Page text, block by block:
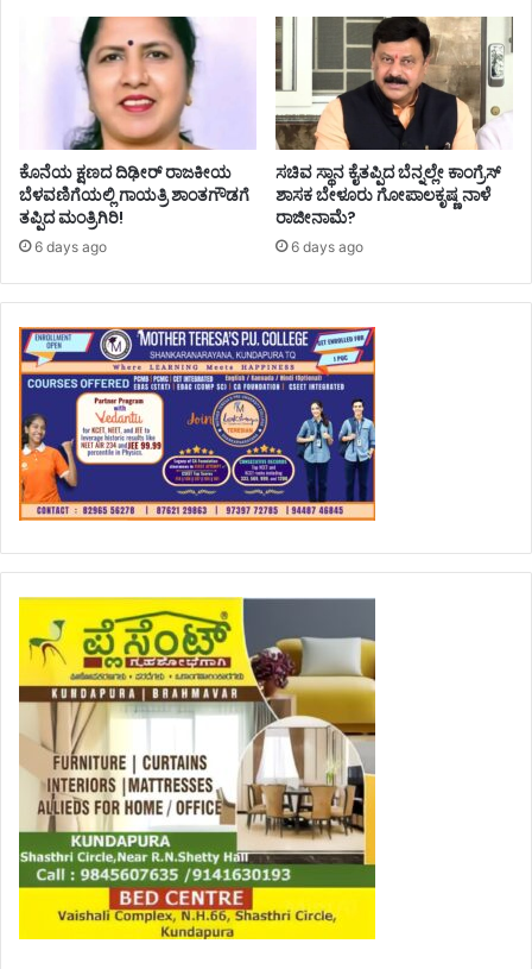
ಕೊನೆಯ ಕ್ಷಣದ ದಿಢೀರ್ ರಾಜಕೀಯ
ಬೆಳವಣಿಗೆಯಲ್ಲಿ ಗಾಯತ್ರಿ ಶಾಂತಗೌಡಗೆ
ತಪ್ಪಿದ ಮಂತ್ರಿಗಿರಿ!
6 days ago
ಸಚಿವ ಸ್ಥಾನ ಕೈತಪ್ಪಿದ ಬೆನ್ನಲ್ಲೇ ಕಾಂಗ್ರೆಸ್‌
ಶಾಸಕ ಬೇಳೂರು ಗೋಪಾಲಕೃಷ್ಣ ನಾಳೆ
ರಾಜೀನಾಮೆ?
6 days ago